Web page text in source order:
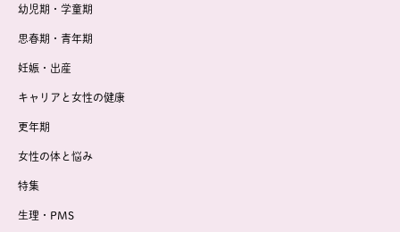
幼児期・学童期
思春期・青年期
妊娠・出産
キャリアと女性の健康
更年期
女性の体と悩み
特集
生理・PMS